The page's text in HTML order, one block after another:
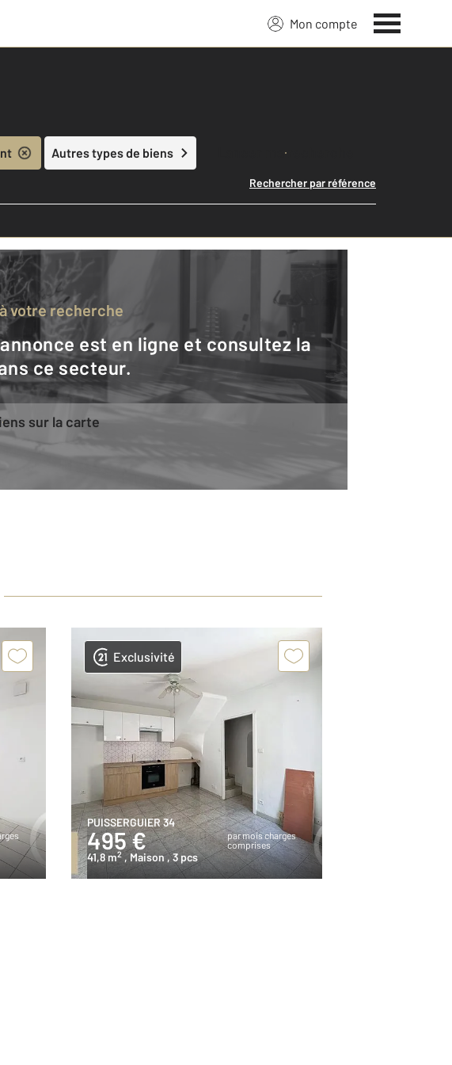
Mon compte
Autres types de biens Lancer ma recherche
Rechercher par référence
votre recherche
ce secteur.
sur la carte
Exclusivité
PUISSERGUIER 34
495 €
par mois charges
comprises
41,8 m2 , Maison, 3 pcs